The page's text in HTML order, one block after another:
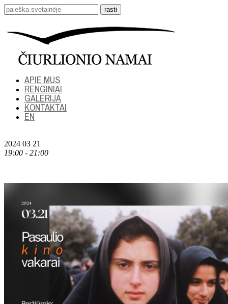
APIE MUS
RENGINIAI
GALERIJA
KONTAKTAI
EN
2024 03 21
19:00 - 21:00